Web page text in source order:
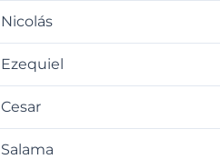
Nicolás
Ezequiel
Cesar
Salama